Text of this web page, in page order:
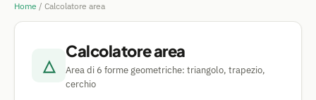
Home / Calcolatore area
△
Calcolatore area
Area di 6 forme geometriche: triangolo, trapezio,
cerchio